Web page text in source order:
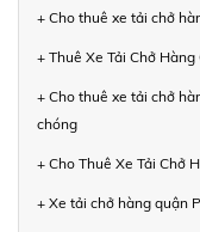
+ Cho thuê xe tải chở
+ Thuê Xe Tải Chở
+ Cho thuê xe tải chở
chóng
+ Cho Thuê Xe Tải Chở
+ Xe tải chở hàng quận